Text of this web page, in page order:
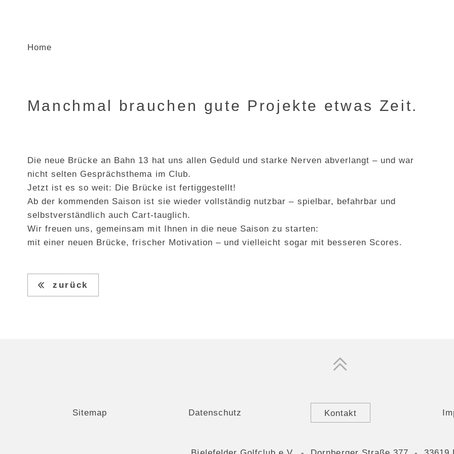
Home
Manchmal brauchen gute Projekte etwas Zeit.
Die neue Brücke an Bahn 13 hat uns allen Geduld und starke Nerven abverlangt – und war
nicht selten Gesprächsthema im Club.
Jetzt ist es so weit: Die Brücke ist fertiggestellt!
Ab der kommenden Saison ist sie wieder vollständig nutzbar – spielbar, befahrbar und
selbstverständlich auch Cart-tauglich.
Wir freuen uns, gemeinsam mit Ihnen in die neue Saison zu starten:
mit einer neuen Brücke, frischer Motivation – und vielleicht sogar mit besseren Scores.
zurück
Sitemap Datenschutz Kontakt